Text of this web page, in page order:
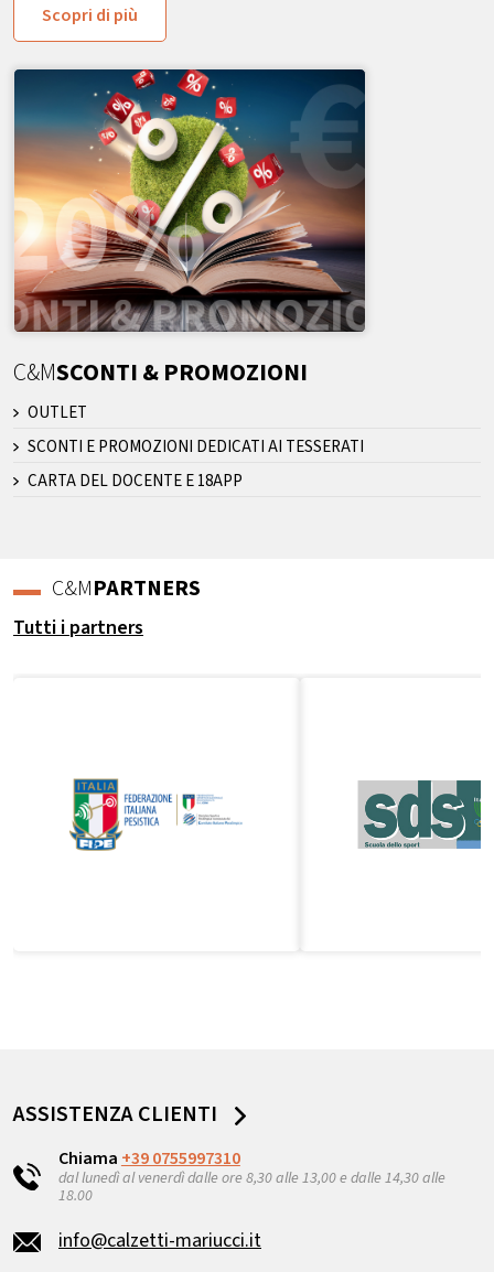
Scopri di più
C&MSCONTI & PROMOZIONI
OUTLET
SCONTI E PROMOZIONI DEDICATI AI TESSERATI
CARTA DEL DOCENTE E 18APP
C&MPARTNERS
Tutti i partners
ASSISTENZA CLIENTI
Chiama +39 0755997310
dal lunedì al venerdì dalle ore 8,30 alle 13,00 e dalle 14,30 alle
18.00
info@calzetti-mariucci.it